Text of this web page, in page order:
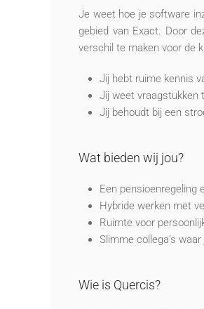
Je weet hoe je software
gebied van Exact. Door
verschil te maken voor de
Jij hebt ruime kennis
Jij weet vraagstukken
Jij behoudt bij een
Wat bieden wij jou?
Een pensioenregeling
Hybride werken met
Ruimte voor
Slimme collega’s
Wie is Quercis?